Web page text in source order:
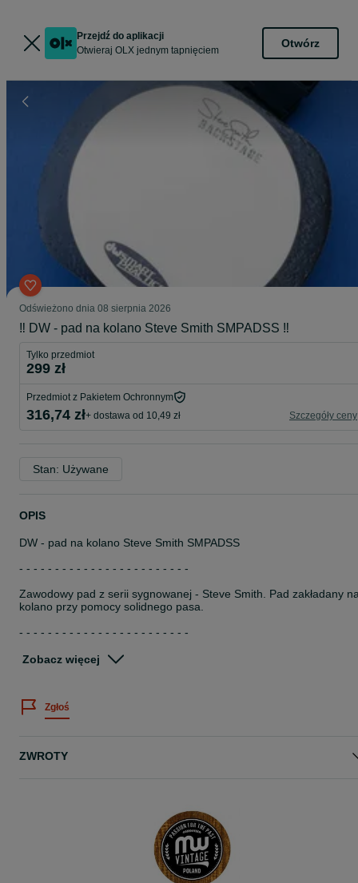
Przejdź do aplikacji
Otwieraj OLX jednym tapnięciem
Otwórz
Odświeżono dnia 08 sierpnia 2026
‼️ DW - pad na kolano Steve Smith SMPADSS ‼️
Tylko przedmiot
299 zł
Przedmiot z Pakietem Ochronnym
316,74 zł+ dostawa od 10,49 zł Szczegóły ceny
Stan: Używane
OPIS
DW - pad na kolano Steve Smith SMPADSS
- - - - - - - - - - - - - - - - - - - - - - - -
Zawodowy pad z serii sygnowanej - Steve Smith. Pad zakładany
kolano przy pomocy solidnego pasa.
- - - - - - - - - - - - - - - - - - - - - - - -
Stan bardzo dobry, guma czysta i niewybita, czarna farba nie jest
KONTAKT: 51*****53
Zobacz więcej
Zgłoś
ZWROTY